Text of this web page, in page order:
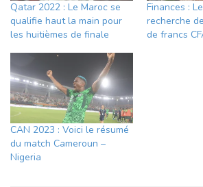
Qatar 2022 : Le Maroc se
qualifie haut la main pour
les huitièmes de finale
Finances :
recherche
de francs
CAN 2023 : Voici le résumé
du match Cameroun –
Nigeria